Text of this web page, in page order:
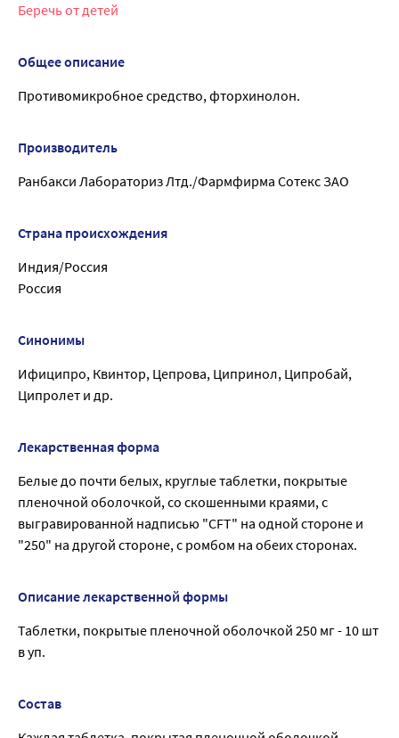
Беречь от детей
Общее описание
Противомикробное средство, фторхинолон.
Производитель
Ранбакси Лабораториз Лтд./Фармфирма Сотекс ЗАО
Страна происхождения
Индия/Россия
Россия
Синонимы
Ифиципро, Квинтор, Цепрова, Ципринол, Ципробай,
Ципролет и др.
Лекарственная форма
Белые до почти белых, круглые таблетки, покрытые
пленочной оболочкой, со скошенными краями, с
выгравированной надписью "CFT" на одной стороне и
"250" на другой стороне, с ромбом на обеих сторонах.
Описание лекарственной формы
Таблетки, покрытые пленочной оболочкой 250 мг - 10 шт
в уп.
Состав